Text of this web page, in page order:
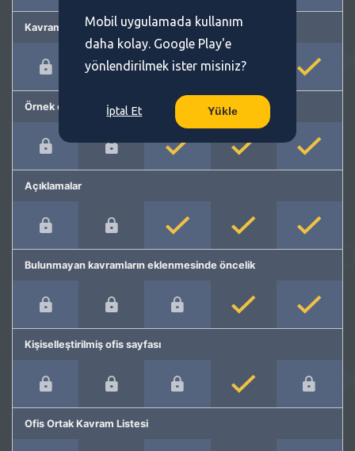
Kavram önerme
Örnek cümleler
Açıklamalar
Bulunmayan kavramların eklenmesinde öncelik
Kişiselleştirilmiş ofis sayfası
Ofis Ortak Kavram Listesi
Mobil uygulamada kullanım
daha kolay. Google Play'e
yönlendirilmek ister misiniz?
İptal Et Yükle